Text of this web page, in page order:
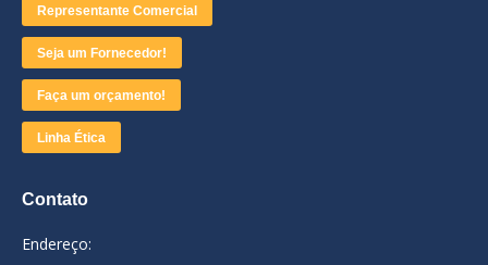
Representante Comercial
Seja um Fornecedor!
Faça um orçamento!
Linha Ética
Contato
Endereço: